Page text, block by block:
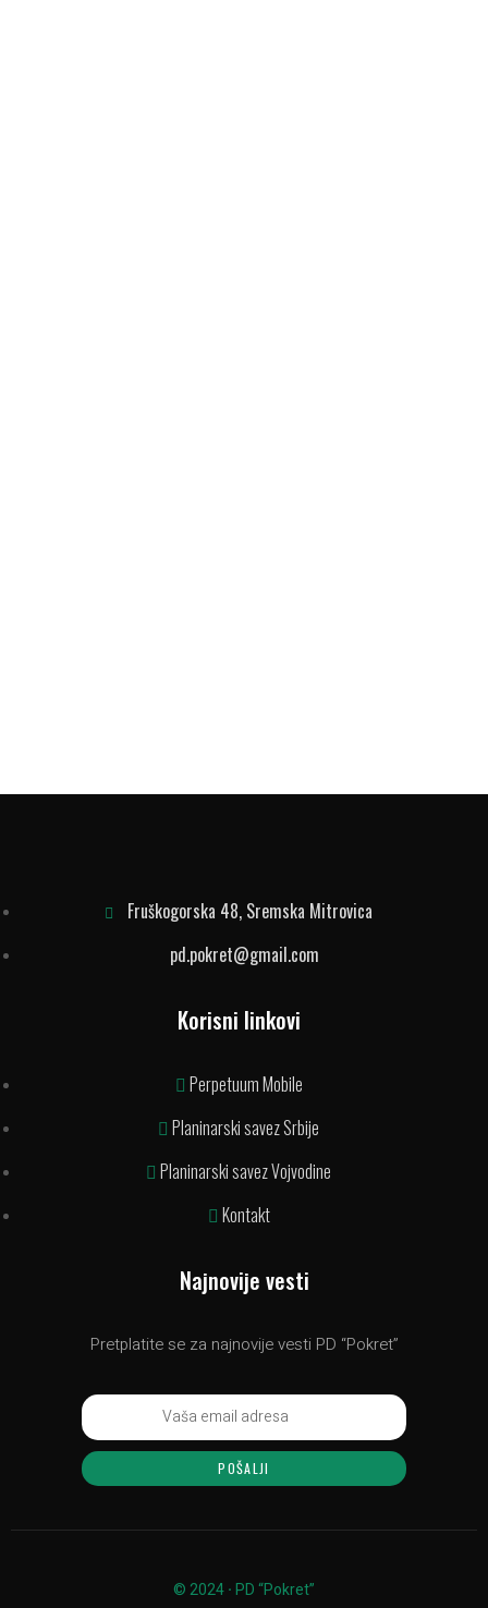
Fruškogorska 48, Sremska Mitrovica
pd.pokret@gmail.com
Korisni linkovi
Perpetuum Mobile
Planinarski savez Srbije
Planinarski savez Vojvodine
Kontakt
Najnovije vesti
Pretplatite se za najnovije vesti PD “Pokret”
POŠALJI
© 2024·PD “Pokret”